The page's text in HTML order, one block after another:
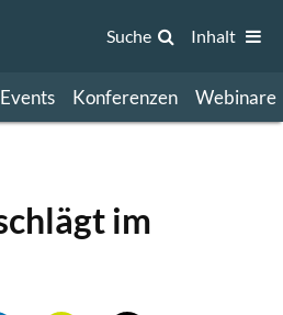
Events Konferenzen Webinare
Suche Inhalt
im